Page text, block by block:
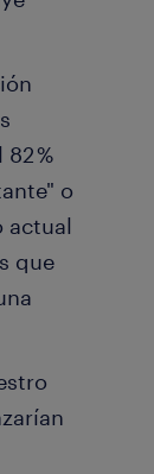
%
o
actual
que